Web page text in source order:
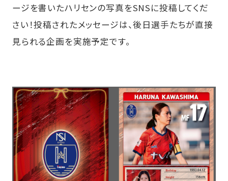
ージを書いたハリセンの写真をSNSに投稿してくだ
さい！投稿されたメッセージは、後日選手たちが直接
見られる企画を実施予定です。